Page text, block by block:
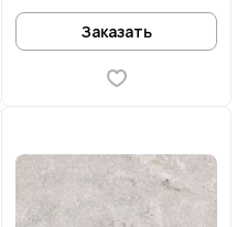
Заказать